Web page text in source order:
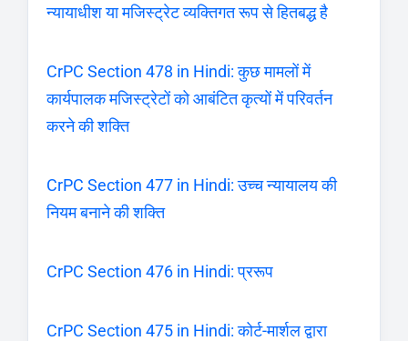
न्यायाधीश या मजिस्ट्रेट व्यक्तिगत रूप से हितबद्ध है
CrPC Section 478 in Hindi: कुछ मामलों में
कार्यपालक मजिस्ट्रेटों को आबंटित कृत्यों में परिवर्तन
करने की शक्ति
CrPC Section 477 in Hindi: उच्च न्यायालय की
नियम बनाने की शक्ति
CrPC Section 476 in Hindi: प्ररूप
CrPC Section 475 in Hindi: कोर्ट-मार्शल द्वारा